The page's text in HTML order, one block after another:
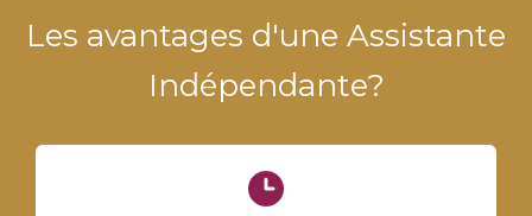
Les avantages d'une Assistante
Indépendante?